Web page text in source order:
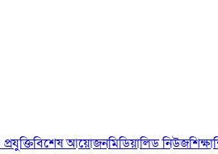
বিশেষ আয়োজনমিডিয়ালিড নিউজশিক্ষা